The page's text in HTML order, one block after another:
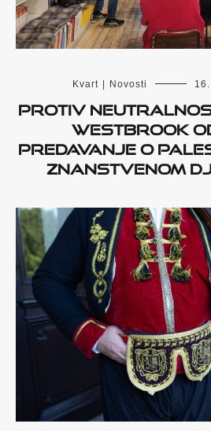
Kvart Novosti
Protiv
Westbrook
predavanje o
znanstvenom